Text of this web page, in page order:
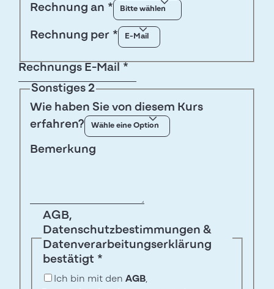
Rechnung an *
Rechnung per *
Rechnungs E-Mail *
Sonstiges 2
Wie haben Sie von diesem Kurs
erfahren?
Bemerkung
AGB,
Datenschutzbestimmungen &
Datenverarbeitungserklärung
bestätigt *
Ich bin mit den AGB,